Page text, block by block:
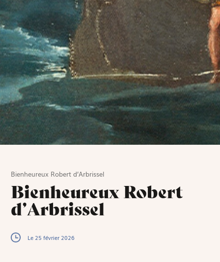
Bienheureux Robert d’Arbrissel
Bienheureux Robert
d’Arbrissel
Le 25 février 2026